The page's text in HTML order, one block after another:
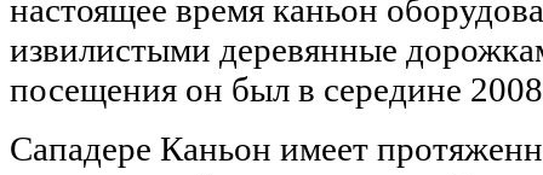
настоящее время каньон
извилистыми деревянные
посещения он был в середине
Сападере Каньон имеет